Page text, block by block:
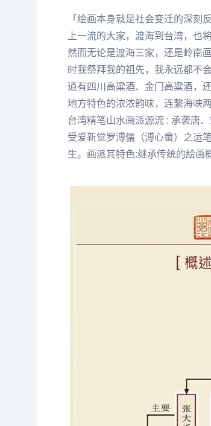
「绘画本身就是社会变迁的深刻
上一流的大家，渡海到台湾，也
然而无论是渡海三家，还是岭南
时我祭拜我的祖先，我永远都不
道有四川高粱酒、金门高粱酒，
地方特色的浓浓韵味，连繫海峡
台湾精笔山水画派源流 : 承袭唐
受爱新觉罗溥儒（溥心畲）之运
生。画派其特色:继承传统的絵画